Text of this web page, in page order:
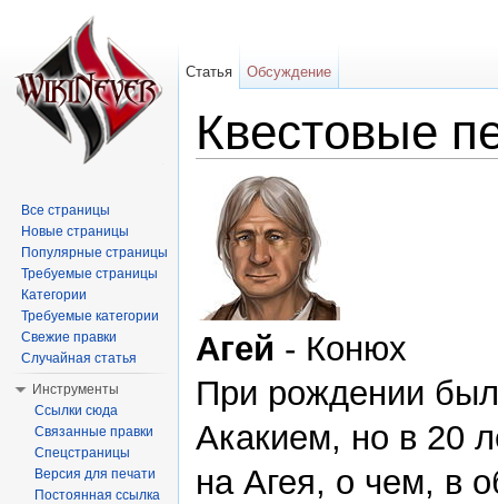
Квестовые
Агей - Конюх
При рождении
Акакием, но в 20
на Агея, о чем, в
Статья Обсуждение
Все страницы
Новые страницы
Популярные страницы
Требуемые страницы
Категории
Требуемые категории
Свежие правки
Случайная статья
Инструменты
Ссылки сюда
Связанные правки
Спецстраницы
Версия для печати
Постоянная ссылка